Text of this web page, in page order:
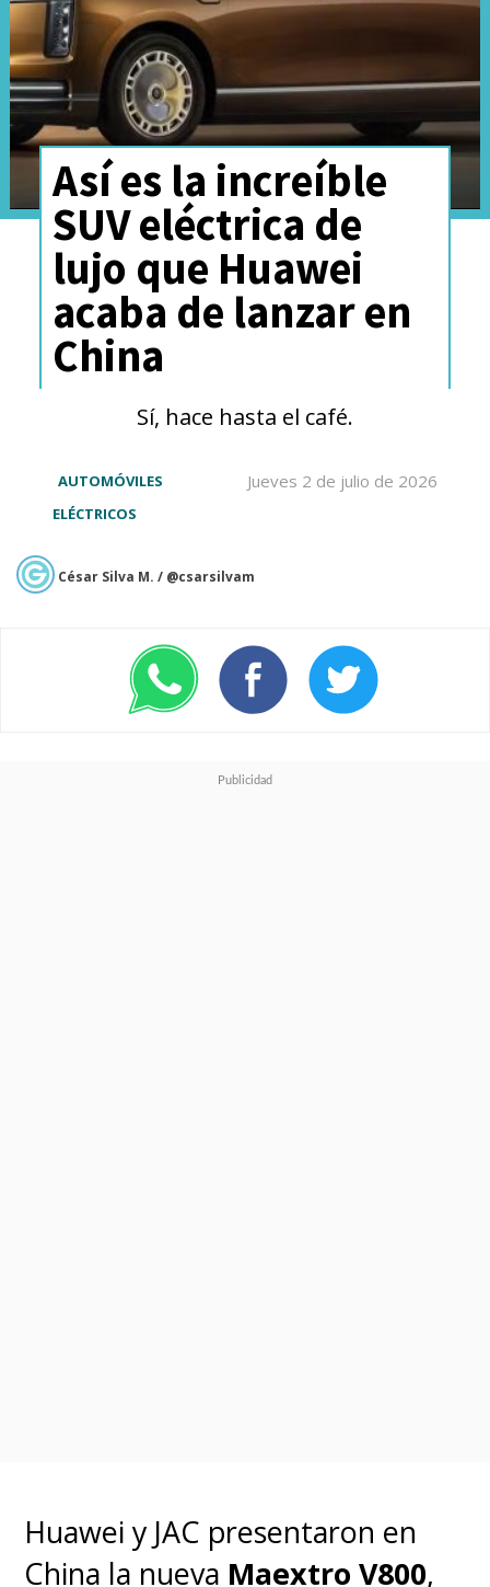
Así es la increíble
SUV eléctrica de
lujo que Huawei
acaba de lanzar en
China
Sí, hace hasta el café.
Jueves 2 de julio de 2026
AUTOMÓVILES
ELÉCTRICOS
César Silva M. / @csarsilvam
Huawei y JAC presentaron en
China la nueva Maextro V800,